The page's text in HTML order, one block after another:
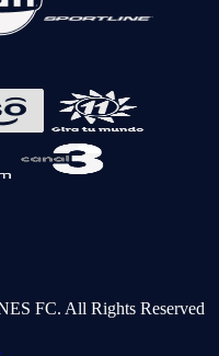
FC. All Rights Reserved